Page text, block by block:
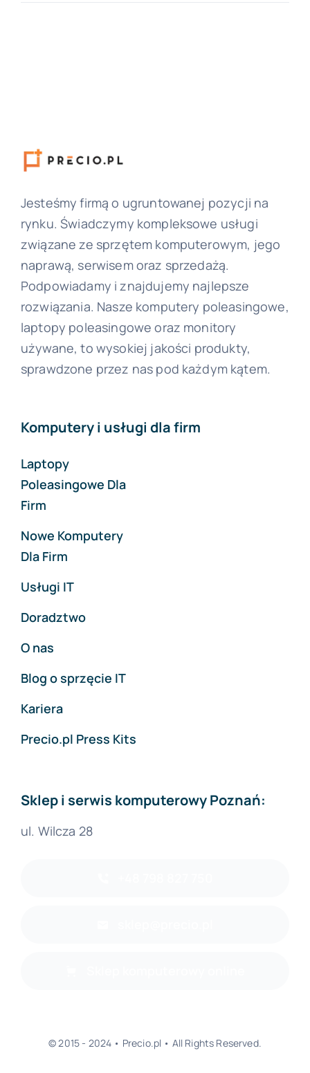
Jesteśmy firmą o ugruntowanej pozycji na
rynku. Świadczymy kompleksowe usługi
związane ze sprzętem komputerowym, jego
naprawą, serwisem oraz sprzedażą.
Podpowiadamy i znajdujemy najlepsze
rozwiązania. Nasze komputery poleasingowe,
laptopy poleasingowe oraz monitory
używane, to wysokiej jakości produkty,
sprawdzone przez nas pod każdym kątem.
Komputery i usługi dla firm
Laptopy
Poleasingowe Dla
Firm
Nowe Komputery
Dla Firm
Usługi IT
Doradztwo
O nas
Blog o sprzęcie IT
Kariera
Precio.pl Press Kits
Sklep i serwis komputerowy Poznań:
ul. Wilcza 28
© 2015 - 2024 • Precio.pl • All Rights Reserved.